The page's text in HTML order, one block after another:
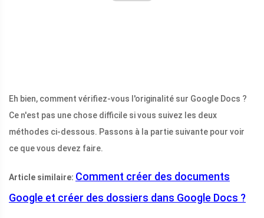
Eh bien, comment vérifiez-vous l'originalité sur Google Docs ?
Ce n'est pas une chose difficile si vous suivez les deux
méthodes ci-dessous. Passons à la partie suivante pour voir
ce que vous devez faire.
Article similaire: Comment créer des documents
Google et créer des dossiers dans Google Docs ?